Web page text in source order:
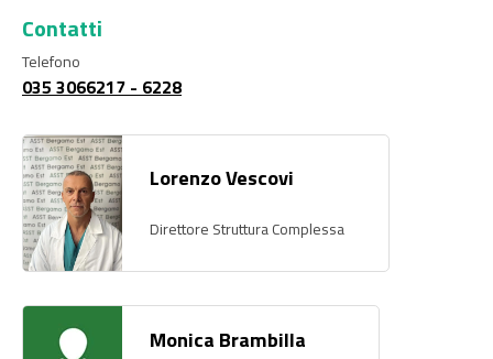
Contatti
Telefono
035 3066217 - 6228
Lorenzo Vescovi
Direttore Struttura Complessa
Monica Brambilla